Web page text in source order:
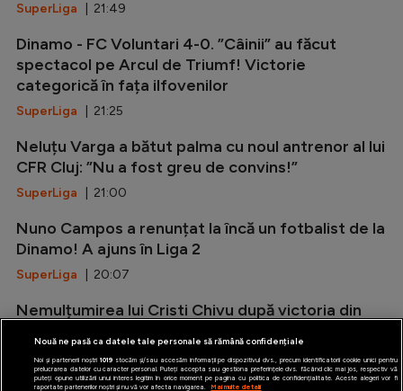
SuperLiga | 21:49
Dinamo - FC Voluntari 4-0. ”Câinii” au făcut
spectacol pe Arcul de Triumf! Victorie
categorică în fața ilfovenilor
SuperLiga | 21:25
Neluțu Varga a bătut palma cu noul antrenor al lui
CFR Cluj: ”Nu a fost greu de convins!”
SuperLiga | 21:00
Nuno Campos a renunțat la încă un fotbalist de la
Dinamo! A ajuns în Liga 2
SuperLiga | 20:07
Nemulțumirea lui Cristi Chivu după victoria din
Serie A| 19:20
Nouă ne pasă ca datele tale personale să rămână confidențiale
Noi și partenerii noștri 1019stocăm și/sau accesăm informații pe dispozitivul dvs., precum identificatorii cookie unici pentru
prelucrarea datelor cu caracter personal. Puteți accepta sau gestiona preferințele dvs. făcând clic mai jos, respectiv vă
puteți opune utilizării unui interes legitim în orice moment pe pagina cu politica de confidențialitate. Aceste alegeri vor fi
raportate partenerilor noștri și nu vă vor afecta navigarea.
Mai multe detalii